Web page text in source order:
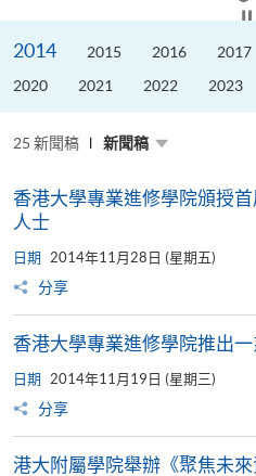
標
計
2026」
推
動
碳
發
展
2014 2015 2016 2017
2020
2021 2022 2023
25 新聞稿 新聞稿
香港大學專業進修學院頒授
人士
日期 2014年11月28日 (星期五)
分享
香港大學專業進修學院推出
日期 2014年11月19日 (星期三)
分享
港大附屬學院舉辦《聚焦未來